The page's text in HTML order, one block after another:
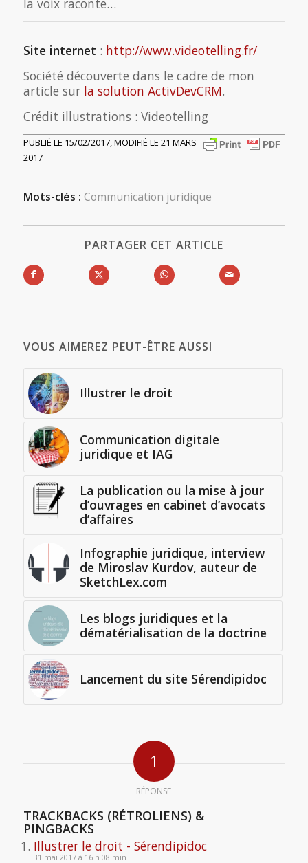
Site internet : http://www.videotelling.fr/
Société découverte dans le cadre de mon
article sur la solution ActivDevCRM.
Crédit illustrations : Videotelling
PUBLIÉ LE 15/02/2017, MODIFIÉ LE 21 MARS
2017
Mots-clés : Communication juridique
PARTAGER CET ARTICLE
VOUS AIMEREZ PEUT-ÊTRE AUSSI
Illustrer le droit
Communication digitale
juridique et IAG
La publication ou la mise à jour
d’ouvrages en cabinet d’avocats
d’affaires
Infographie juridique, interview
de Miroslav Kurdov, auteur de
SketchLex.com
Les blogs juridiques et la
dématérialisation de la doctrine
Lancement du site Sérendipidoc
1
RÉPONSE
TRACKBACKS (RÉTROLIENS) &
PINGBACKS
Illustrer le droit - Sérendipidoc
31 mai 2017 à 16 h 08 min